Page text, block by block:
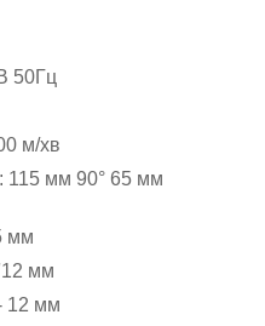
50Гц
м/хв
115 мм 90° 65 мм
мм
мм
12 мм